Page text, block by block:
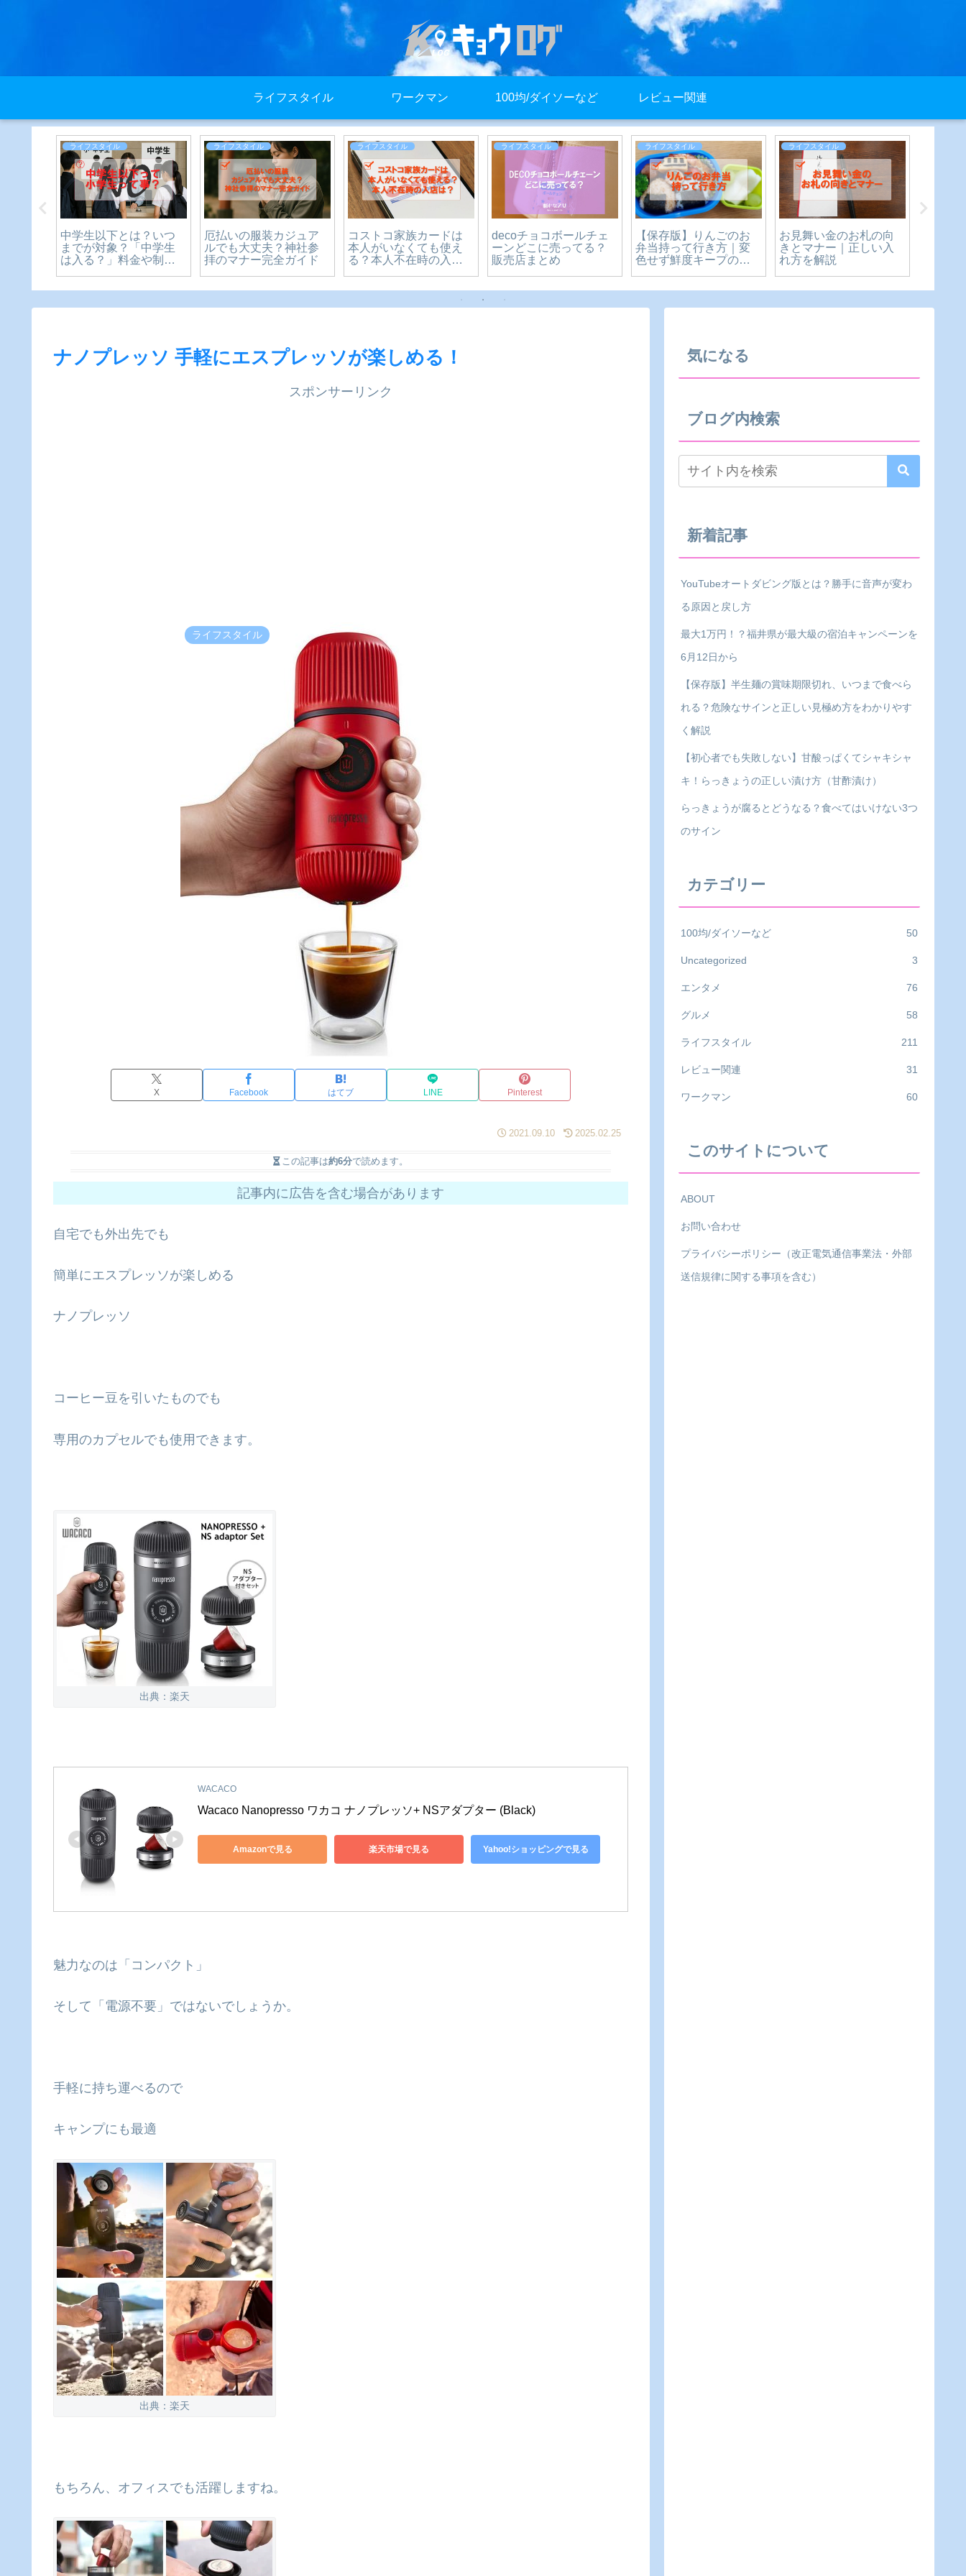
ライフスタイル ワークマン 100均/ダイソーなど レビュー関連
ライフスタイル
中学生以下とは？いつ
までが対象？「中学生
は入る？」料金や制限
ライフスタイル
厄払いの服装カジュア
ルでも大丈夫？神社参
拝のマナー完全ガイド
ライフスタイル
コストコ家族カードは
本人がいなくても使え
る？本人不在時の入店
ライフスタイル
decoチョコボールチェ
ーンどこに売ってる？
販売店まとめ
ライフスタイル
【保存版】りんごのお
弁当持って行き方｜変
色せず鮮度キープの簡
ライフスタイル
お見舞い金のお札の向
きとマナー｜正しい入
れ方を解説
ナノプレッソ 手軽にエスプレッソが楽しめる！
スポンサーリンク
ライフスタイル
X Facebook はてブ LINE Pinterest
2021.09.10 2025.02.25
この記事は約6分で読めます。
記事内に広告を含む場合があります
自宅でも外出先でも
簡単にエスプレッソが楽しめる
ナノプレッソ
コーヒー豆を引いたものでも
専用のカプセルでも使用できます。
出典：楽天
WACACO
Wacaco Nanopresso ワカコ ナノプレッソ+ NSアダプター (Black)
Amazonで見る 楽天市場で見る Yahoo!ショッピングで見る
魅力なのは「コンパクト」
そして「電源不要」ではないでしょうか。
手軽に持ち運べるので
キャンプにも最適
出典：楽天
もちろん、オフィスでも活躍しますね。
気になる
ブログ内検索
新着記事
YouTubeオートダビング版とは？勝手に音声が変わ
る原因と戻し方
最大1万円！？福井県が最大級の宿泊キャンペーンを
6月12日から
【保存版】半生麺の賞味期限切れ、いつまで食べら
れる？危険なサインと正しい見極め方をわかりやす
く解説
【初心者でも失敗しない】甘酸っぱくてシャキシャ
キ！らっきょうの正しい漬け方（甘酢漬け）
らっきょうが腐るとどうなる？食べてはいけない3つ
のサイン
カテゴリー
100均/ダイソーなど 50
Uncategorized 3
エンタメ 76
グルメ 58
ライフスタイル 211
レビュー関連 31
ワークマン 60
このサイトについて
ABOUT
お問い合わせ
プライバシーポリシー（改正電気通信事業法・外部
送信規律に関する事項を含む）